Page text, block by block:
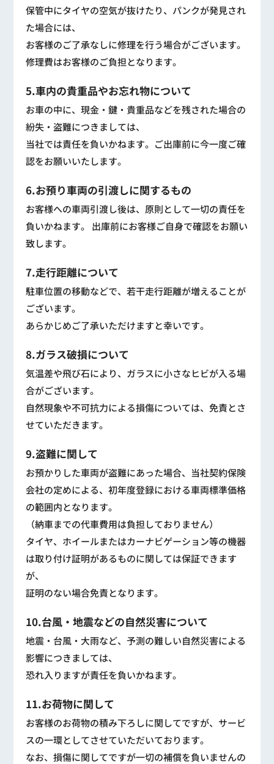
保管中にタイヤの空気が抜けたり、パンクが発見され
た場合には、
お客様のご了承なしに修理を行う場合がございます。
修理費はお客様のご負担となります。
5.車内の貴重品やお忘れ物について
お車の中に、現金・鍵・貴重品などを残された場合の
紛失・盗難につきましては、
当社では責任を負いかねます。ご出庫前に今一度ご確
認をお願いいたします。
6.お預り車両の引渡しに関するもの
お客様への車両引渡し後は、原則として一切の責任を
負いかねます。 出庫前にお客様ご自身で確認をお願い
致します。
7.走行距離について
駐車位置の移動などで、若干走行距離が増えることが
ございます。
あらかじめご了承いただけますと幸いです。
8.ガラス破損について
気温差や飛び石により、ガラスに小さなヒビが入る場
合がございます。
自然現象や不可抗力による損傷については、免責とさ
せていただきます。
9.盗難に関して
お預かりした車両が盗難にあった場合、当社契約保険
会社の定めによる、初年度登録における車両標準価格
の範囲内となります。
（納車までの代車費用は負担しておりません）
タイヤ、ホイールまたはカーナビゲーション等の機器
は取り付け証明があるものに関しては保証できます
が、
証明のない場合免責となります。
10.台風・地震などの自然災害について
地震・台風・大雨など、予測の難しい自然災害による
影響につきましては、
恐れ入りますが責任を負いかねます。
11.お荷物に関して
お客様のお荷物の積み下ろしに関してですが、サービ
スの一環としてさせていただいております。
なお、損傷に関してですが一切の補償を負いませんの